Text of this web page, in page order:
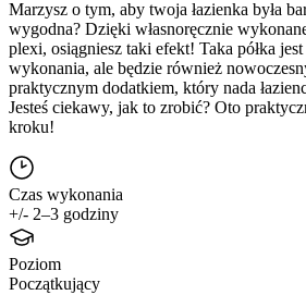
Marzysz o tym, aby twoja łazienka była
wygodna? Dzięki własnoręcznie
plexi, osiągniesz taki efekt! Taka półka
wykonania, ale będzie również
praktycznym dodatkiem, który nada
Jesteś ciekawy, jak to zrobić? Oto
kroku!
Czas wykonania
+/- 2–3 godziny
Poziom
Początkujący